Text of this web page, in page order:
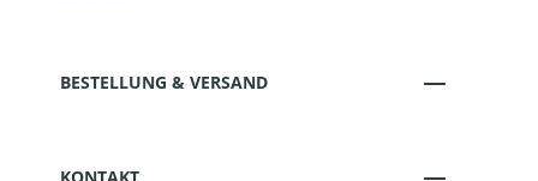
BESTELLUNG & VERSAND